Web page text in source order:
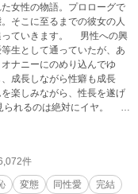
女性の物語。プロローグで
そこに至るまでの彼女の人
ます。 男性への興
生として通っていたが、あ
ナニーにのめり込んでゆ
成長しながら性癖も成長
楽しみながら、性長を遂げ
れるのは絶対にイヤ。 社
、露出の幅も広がり、過激
ブルにも見舞われ
てもおかしくない様なごく
件
変態 同性愛
完結